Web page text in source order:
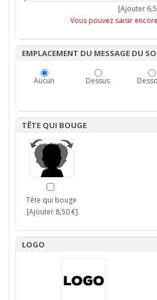
[Ajouter
Vous pouvez saisir
EMPLACEMENT DU MESSAGE DU
Aucun Dessus
TÊTE QUI BOUGE
Tête qui bouge
[Ajouter 8,50 €]
LOGO